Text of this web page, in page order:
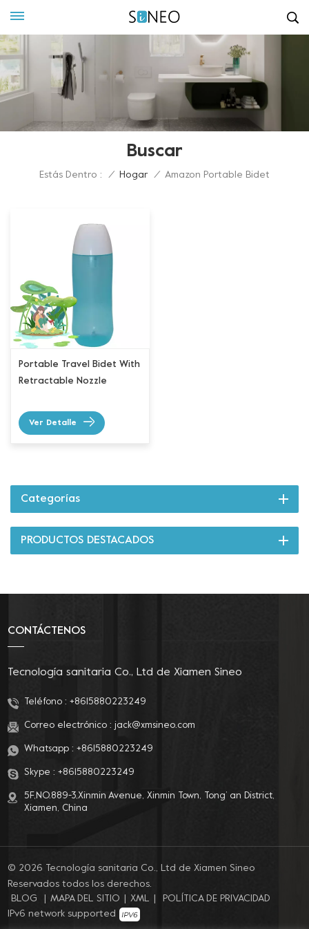
Buscar
Estás Dentro : / Hogar / Amazon Portable Bidet
Portable Travel Bidet With
Retractable Nozzle
Ver Detalle
Categorías
PRODUCTOS DESTACADOS
CONTÁCTENOS
Tecnología sanitaria Co., Ltd de Xiamen Sineo
Teléfono : +8615880223249
Correo electrónico : jack@xmsineo.com
Whatsapp : +8615880223249
Skype : +8615880223249
5F,NO.889-3,Xinmin Avenue, Xinmin Town, Tong’ an District,
Xiamen, China
© 2026 Tecnología sanitaria Co., Ltd de Xiamen Sineo
Reservados todos los derechos.
BLOG
MAPA DEL SITIO XML
POLÍTICA DE PRIVACIDAD
IPv6 network supported